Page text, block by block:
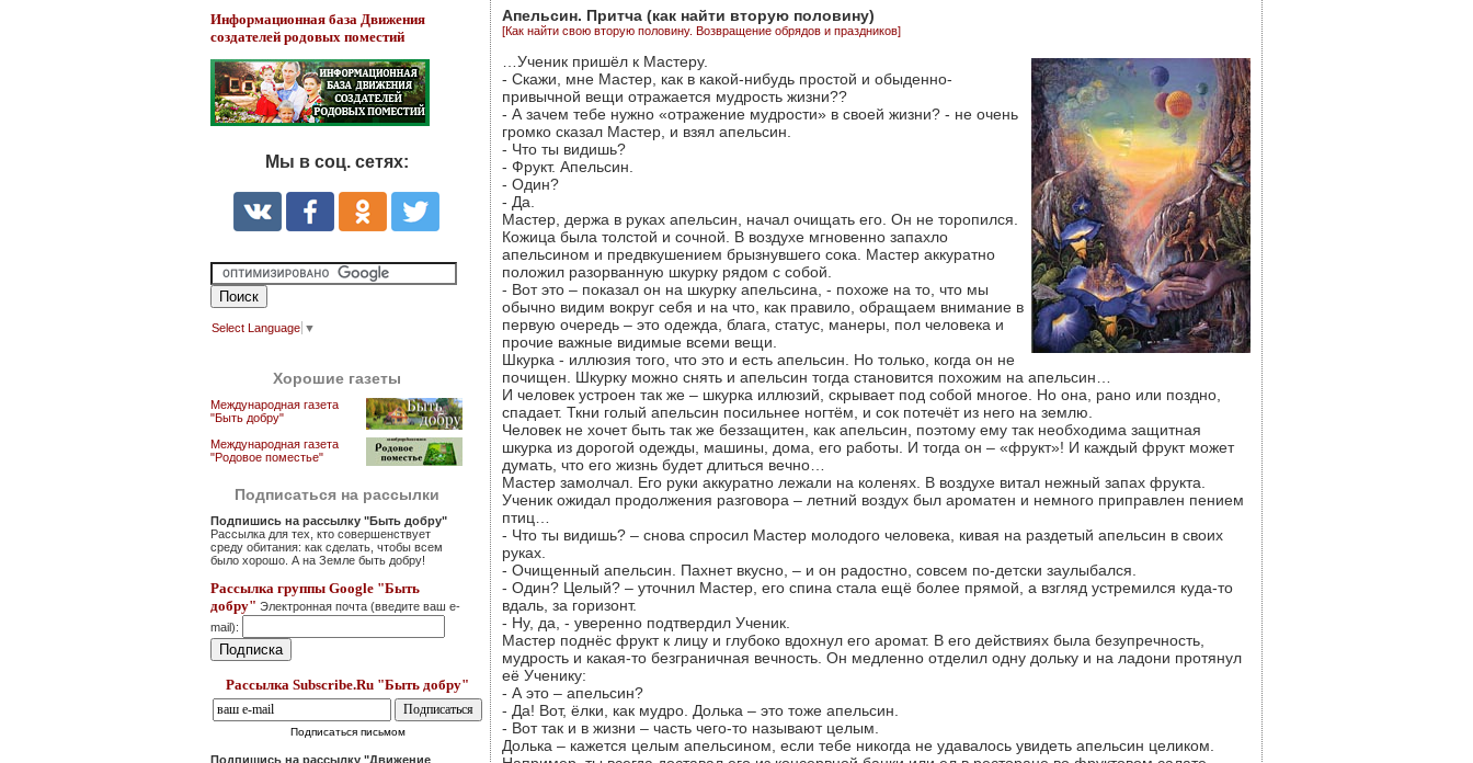
Информационная база Движения
создателей родовых поместий
Мы в соц. сетях:
Select Language ▼
Хорошие газеты
Международная газета
"Быть добру"
Международная газета
"Родовое поместье"
Подписаться на рассылки
Подпишись на рассылку "Быть добру"
Рассылка для тех, кто совершенствует
среду обитания: как сделать, чтобы всем
было хорошо. А на Земле быть добру!
Рассылка группы Google "Быть
добру" Электронная почта (введите ваш e-
mail):
Рассылка Subscribe.Ru "Быть добру"
Подписаться письмом
Подпишись на рассылку "Движение
Апельсин. Притча (как найти вторую половину)
[Как найти свою вторую половину. Возвращение обрядов и праздников]
…Ученик пришёл к Мастеру.
- Скажи, мне Мастер, как в какой-нибудь простой и обыденно-
привычной вещи отражается мудрость жизни??
- А зачем тебе нужно «отражение мудрости» в своей жизни? - не очень
громко сказал Мастер, и взял апельсин.
- Что ты видишь?
- Фрукт. Апельсин.
- Один?
- Да.
Мастер, держа в руках апельсин, начал очищать его. Он не торопился.
Кожица была толстой и сочной. В воздухе мгновенно запахло
апельсином и предвкушением брызнувшего сока. Мастер аккуратно
положил разорванную шкурку рядом с собой.
- Вот это – показал он на шкурку апельсина, - похоже на то, что мы
обычно видим вокруг себя и на что, как правило, обращаем внимание в
первую очередь – это одежда, блага, статус, манеры, пол человека и
прочие важные видимые всеми вещи.
Шкурка - иллюзия того, что это и есть апельсин. Но только, когда он не
почищен. Шкурку можно снять и апельсин тогда становится похожим на апельсин…
И человек устроен так же – шкурка иллюзий, скрывает под собой многое. Но она, рано или поздно,
спадает. Ткни голый апельсин посильнее ногтём, и сок потечёт из него на землю.
Человек не хочет быть так же беззащитен, как апельсин, поэтому ему так необходима защитная
шкурка из дорогой одежды, машины, дома, его работы. И тогда он – «фрукт»! И каждый фрукт может
думать, что его жизнь будет длиться вечно…
Мастер замолчал. Его руки аккуратно лежали на коленях. В воздухе витал нежный запах фрукта.
Ученик ожидал продолжения разговора – летний воздух был ароматен и немного приправлен пением
птиц…
- Что ты видишь? – снова спросил Мастер молодого человека, кивая на раздетый апельсин в своих
руках.
- Очищенный апельсин. Пахнет вкусно, – и он радостно, совсем по-детски заулыбался.
- Один? Целый? – уточнил Мастер, его спина стала ещё более прямой, а взгляд устремился куда-то
вдаль, за горизонт.
- Ну, да, - уверенно подтвердил Ученик.
Мастер поднёс фрукт к лицу и глубоко вдохнул его аромат. В его действиях была безупречность,
мудрость и какая-то безграничная вечность. Он медленно отделил одну дольку и на ладони протянул
её Ученику:
- А это – апельсин?
- Да! Вот, ёлки, как мудро. Долька – это тоже апельсин.
- Вот так и в жизни – часть чего-то называют целым.
Долька – кажется целым апельсином, если тебе никогда не удавалось увидеть апельсин целиком.